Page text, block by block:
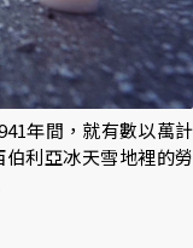
年間，就有數以萬計
利亞冰天雪地裡的勞